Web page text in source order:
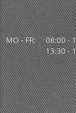
MO - FR:
08:00 -
13:30 -